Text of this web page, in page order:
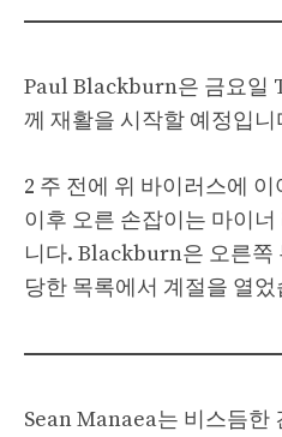
Paul Blackburn은 금요일
께 재활을 시작할 예정입니
2 주 전에 위 바이러스에
이후 오른 손잡이는 마이
니다. Blackburn은 오른쪽
당한 목록에서 계절을 열
Sean Manaea는 비스듬한